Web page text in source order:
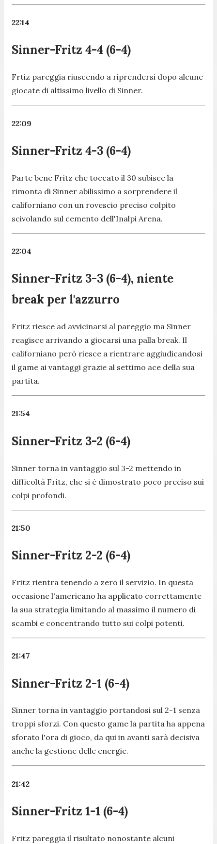
22:14
Sinner-Fritz 4-4 (6-4)
Frtiz pareggia riuscendo a riprendersi dopo alcune
giocate di altissimo livello di Sinner.
22:09
Sinner-Fritz 4-3 (6-4)
Parte bene Fritz che toccato il 30 subisce la
rimonta di Sinner abilissimo a sorprendere il
californiano con un rovescio preciso colpito
scivolando sul cemento dell'Inalpi Arena.
22:04
Sinner-Fritz 3-3 (6-4), niente
break per l'azzurro
Fritz riesce ad avvicinarsi al pareggio ma Sinner
reagisce arrivando a giocarsi una palla break. Il
californiano però riesce a rientrare aggiudicandosi
il game ai vantaggi grazie al settimo ace della sua
partita.
21:54
Sinner-Fritz 3-2 (6-4)
Sinner torna in vantaggio sul 3-2 mettendo in
difficoltà Fritz, che si è dimostrato poco preciso sui
colpi profondi.
21:50
Sinner-Fritz 2-2 (6-4)
Fritz rientra tenendo a zero il servizio. In questa
occasione l'americano ha applicato correttamente
la sua strategia limitando al massimo il numero di
scambi e concentrando tutto sui colpi potenti.
21:47
Sinner-Fritz 2-1 (6-4)
Sinner torna in vantaggio portandosi sul 2-1 senza
troppi sforzi. Con questo game la partita ha appena
sforato l'ora di gioco, da qui in avanti sarà decisiva
anche la gestione delle energie.
21:42
Sinner-Fritz 1-1 (6-4)
Fritz pareggia il risultato nonostante alcuni